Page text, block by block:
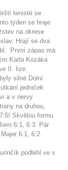
tenisté se
týden se hraje
na okrese
Hrají se dva
První zápas má
Karla Kozáka
II. lize.
silné Dolní
jedniček
a v nervy
na druhou,
Skvělou formu
6:1, 6:3. Pár
6:1, 6:2.
podlehl ve v